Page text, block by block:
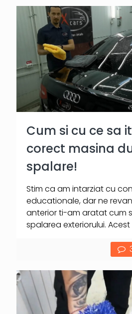
Cum si cu ce sa
corect masina
spalare!
Stim ca am intarziat cu
educationale, dar ne
anterior ti-am aratat cum
spalarea exteriorului. Acest